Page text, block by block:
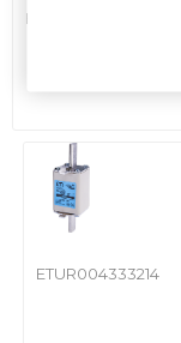
ETUR004333213
ETUR004333214